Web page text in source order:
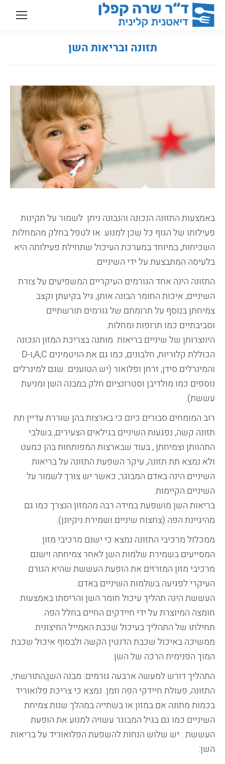
תזונה ובריאות השן
באמצעות התזונה הנכונה והנבונה ניתן לשמור על תקינות
פעילותו של הגוף כל שכן למנוע או לטפל בחלק מהמחלות
השכיחות, במיוחד במערכת העיכול שתחילת פעילותה היא
בלעיסה המתבצעת על ידי השיניים.
התזונה הינה אחד הגורמים העיקריים המשפיעים על צורת
השיניים, איכות החומר הבונה אותן, גיל בקיעתן וקצב
צמיחתן בנוסף על תרומתם של גורמים תורשתיים
וסביבתיים כמו תרופות ומחלות.
היווצרותן של שיניים בריאות מותנה בצריכת המזון הנכונה
הכוללת קלוריות, חלבונים, כמו גם את הויטמינים A,C,ו-D
והמינרלים סידן, זרחן ופלואור (יש הטוענים שגם למינרלים
נוספים כמו מולדיבן וסטרונציום חלק במבנה השן ומניעת
עששת).
רוב המומחים סבורים כיום כי בארצות בהן שוררת עדיין תת
תזונה קשה, נפגעות השיניים בגילאים הצעירים, בשלבי
התהוותן וצמיחתן , בעוד שבארצות המפותחות בהן כמעט
ולא נמצא תת תזונה, עיקר השפעת התזונה על בריאות
השיניים הינה באדם המבוגר, כאשר יש צורך לשמור על
השיניים הקיימות.
בריאות השן מושפעת במידה רבה מהמזון הנצרך כמו גם
מהיגיינת הפה (צחצוח שיניים ושמירת ניקיונן).
ממכלול מרכיבי התזונה נמצא כי ישנם מרכיבי מזון
המסייעים בשמירת שלמות השן לאחר צמיחתה וישנם
מרכיבי מזון המזרזים את הופעת העששת שהיא הגורם
העיקרי לפגיעה בשלמות השיניים באדם.
העששת הינה תהליך עיכול חומר השן והריסתו באמצעות
חומצה המיוצרת על ידי חיידקים החיים בחלל הפה.
תחילתו של התהליך בעיכול שכבת האמייל החיצונית
ממשיכה באיכול שכבת הדנטין הקשה ולבסוף איכול שכבת
המוך הפנימית הרכה של השן.
התהליך דורש למעשה ארבעה גורמים: מבנה השן,התורשתי,
התזונה, פעולת חיידקי הפה וזמן. נמצא כי צריכת פלואוריד
בכמות מתונה אם במזון או בשתייה במהלך שנות צמיחת
השיניים כמו גם בגיל המבוגר עשויה למנוע את הופעת
העששת . יש שלוש הנחות להשפעת הפלואוריד על בריאות
השן: